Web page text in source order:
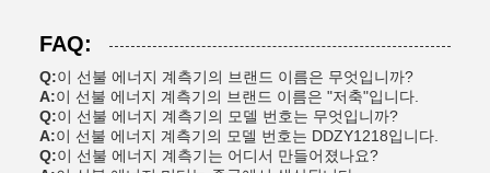
FAQ:
Q:이 선불 에너지 계측기의 브랜드 이름은 무엇입니까?
A:이 선불 에너지 계측기의 브랜드 이름은 "저축"입니다.
Q:이 선불 에너지 계측기의 모델 번호는 무엇입니까?
A:이 선불 에너지 계측기의 모델 번호는 DDZY1218입니다.
Q:이 선불 에너지 계측기는 어디서 만들어졌나요?